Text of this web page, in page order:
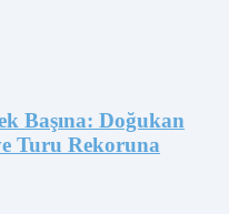
Başına: Doğukan
Turu Rekoruna